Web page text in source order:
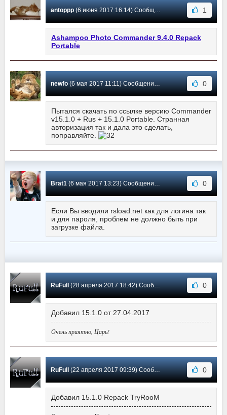
antoppp(6 июня 2017 16:14) Сообщение #261 1
Ashampoo Photo Commander 9.4.0 Repack
Portable
newfo(6 мая 2017 11:11) Сообщение #260 0
Пытался скачать по ссылке версию Commander
v15.1.0 + Rus + 15.1.0 Portable. Странная
авторизация так и дала это сделать,
поправляйте.
Brat1(6 мая 2017 13:23) Сообщение #259 0
Если Вы вводили rsload.net как для логина так
и для пароля, проблем не должно быть при
загрузке файла.
RuFull (28 апреля 2017 18:42) Сообщение #258 0
Добавил 15.1.0 от 27.04.2017
Очень приятно, Царь!
RuFull (22 апреля 2017 09:39) Сообщение #257 0
Добавил 15.1.0 Repack TryRooM